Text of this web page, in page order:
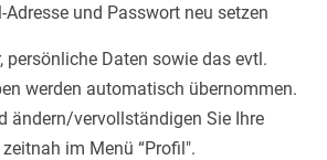
Adresse und Passwort neu setzen
persönliche Daten sowie das evtl.
werden automatisch übernommen.
ändern/vervollständigen Sie Ihre
im Menü “Profil".